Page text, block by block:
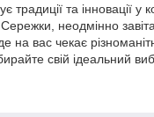
традиції та інновації у
неодмінно
на вас чекає
свій ідеальний